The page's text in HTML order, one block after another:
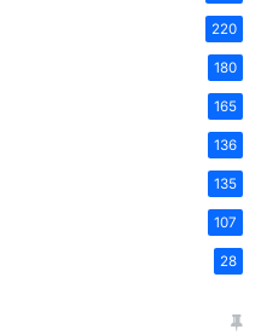
220
180
165
136
135
107
28